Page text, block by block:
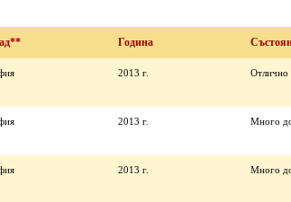
Година
2013 г. Отлично
2013 г. Много
2013 г. Много